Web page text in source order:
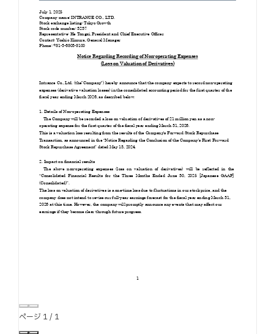
お役立ちコラム
お問い合わせ
免責事項サイトマップ勧誘方針IRポリシー
ページ 1/ 1